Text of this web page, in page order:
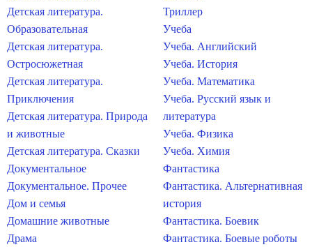
Детская литература.
Образовательная
Детская литература.
Остросюжетная
Детская литература.
Приключения
Детская литература. Природа
и животные
Детская литература. Сказки
Документальное
Документальное. Прочее
Дом и семья
Домашние животные
Драма
Триллер
Учеба
Учеба. Английский
Учеба. История
Учеба. Математика
Учеба. Русский язык и
литература
Учеба. Физика
Учеба. Химия
Фантастика
Фантастика. Альтернативная
история
Фантастика. Боевик
Фантастика. Боевые роботы